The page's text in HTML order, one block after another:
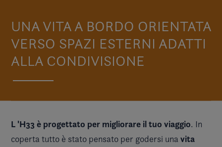
UNA VITA A BORDO ORIENTATA
VERSO SPAZI ESTERNI ADATTI
ALLA CONDIVISIONE
L 'H33 è progettato per migliorare il tuo viaggio. In
coperta tutto è stato pensato per godersi una vita